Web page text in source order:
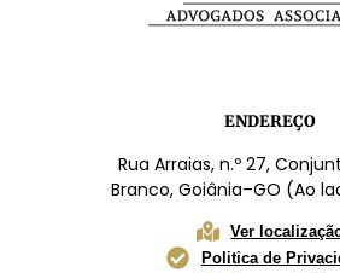
ENDEREÇO
Rua Arraias, n.º 27,
Branco, Goiânia–GO (Ao
Ver
Politica de